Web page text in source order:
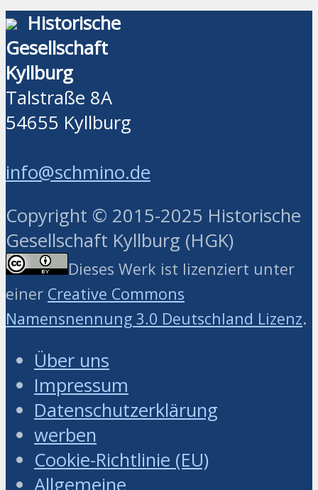
Historische
Gesellschaft
Kyllburg
Talstraße 8A
54655 Kyllburg
info@schmino.de
Copyright © 2015-2025 Historische
Gesellschaft Kyllburg (HGK)
Dieses Werk ist lizenziert unter
einer Creative Commons
Namensnennung 3.0 Deutschland Lizenz.
Über uns
Impressum
Datenschutzerklärung
werben
Cookie-Richtlinie (EU)
Allgemeine